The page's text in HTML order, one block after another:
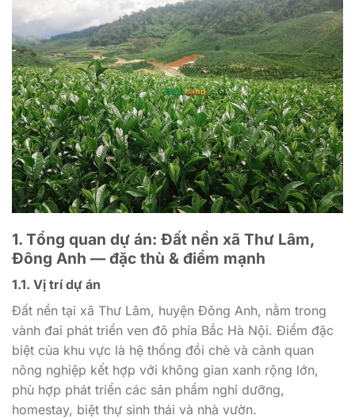
1. Tổng quan dự án: Đất nền xã Thư Lâm,
Đông Anh — đặc thù & điểm mạnh
1.1. Vị trí dự án
Đất nền tại xã Thư Lâm, huyện Đông Anh, nằm trong
vành đai phát triển ven đô phía Bắc Hà Nội. Điểm đặc
biệt của khu vực là hệ thống đồi chè và cảnh quan
nông nghiệp kết hợp với không gian xanh rộng lớn,
phù hợp phát triển các sản phẩm nghỉ dưỡng,
homestay, biệt thự sinh thái và nhà vườn.